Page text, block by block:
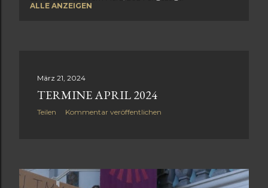
ALLE ANZEIGEN
März 21, 2024
TERMINE APRIL 2024
Teilen Kommentar veröffentlichen